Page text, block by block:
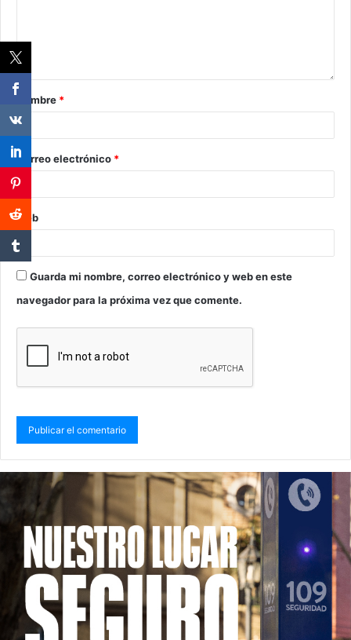
Nombre *
Correo electrónico *
Web
Guarda mi nombre, correo electrónico y web en este
navegador para la próxima vez que comente.